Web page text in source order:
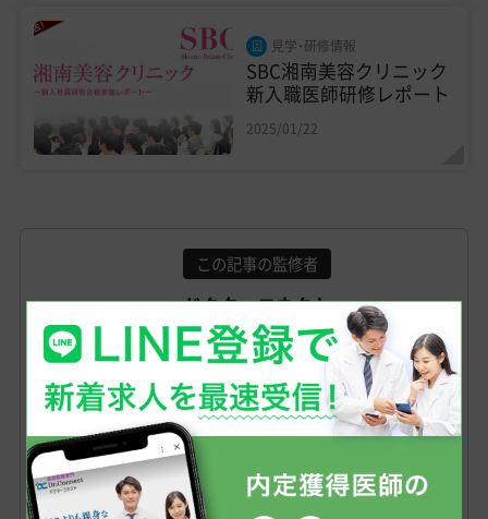
見学・研修情報
SBC湘南美容クリニック
新入職医師研修レポート
2025/01/22
この記事の監修者
ドクターコネクト
20年以上にわたって、美容医療をはじ
めとする自費診療業界に特化してサー
ビスを提供。業界で培った知識や経験
を活かし、豊富な医師転職ノウハウで
多くの医師の転職サポートを行う。美
容クリニック関係者とも良好な信頼関
係を築き、最新の採用トレンドや情報
を迅速に収集。好条件や非公開求人を